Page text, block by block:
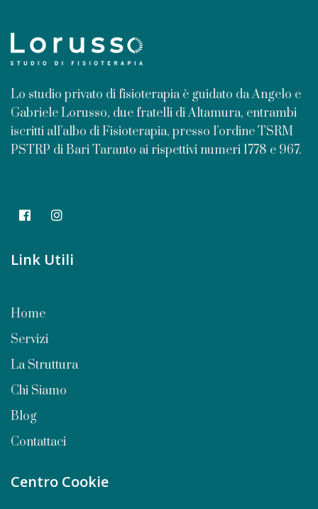
Lo studio privato di fisioterapia è guidato da Angelo e
Gabriele Lorusso, due fratelli di Altamura, entrambi
iscritti all’albo di Fisioterapia, presso l’ordine TSRM
PSTRP di Bari Taranto ai rispettivi numeri 1778 e 967.
Link Utili
Home
Servizi
La Struttura
Chi Siamo
Blog
Contattaci
Centro Cookie